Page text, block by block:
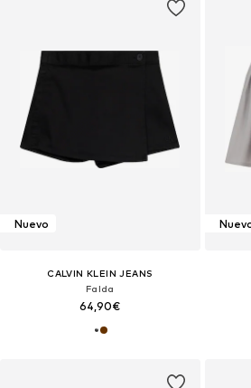
Nuevo
CALVIN KLEIN JEANS
Falda
64,90€